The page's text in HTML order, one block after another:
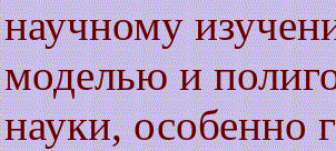
научному
моделью и
науки, особенно